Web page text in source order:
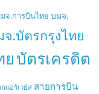
จ.การบินไทย บมจ.
จ.บัตรกรุงไทย
ย บัตรเครดิต
แอร์เวย์ส สายการบิน